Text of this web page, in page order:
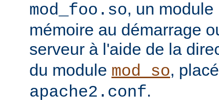
mod_foo.so, un
mémoire au démarrage
serveur à l'aide de la
du module mod_so,
apache2.conf.